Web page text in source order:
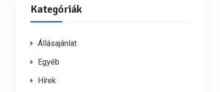
Kategóriák
Állásajánlat
Egyéb
Hírek